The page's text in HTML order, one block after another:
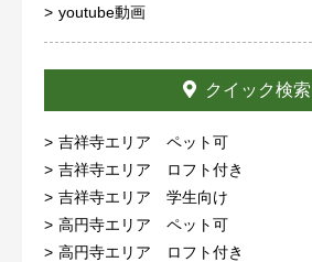
youtube動画
クイック検索
吉祥寺エリア ペット可
吉祥寺エリア ロフト付き
吉祥寺エリア 学生向け
高円寺エリア ペット可
高円寺エリア ロフト付き